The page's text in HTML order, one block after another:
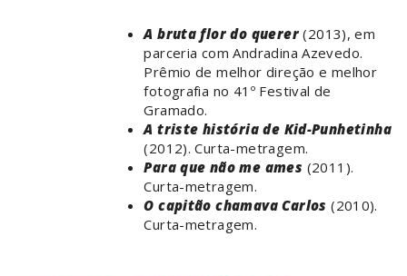
A bruta flor do querer(2013), em
parceria com Andradina Azevedo.
Prêmio de melhor direção e melhor
fotografia no 41º Festival de
Gramado.
A triste história de Kid-Punhetinha
(2012). Curta-metragem.
Para que não me ames (2011).
Curta-metragem.
O capitão chamava Carlos (2010).
Curta-metragem.